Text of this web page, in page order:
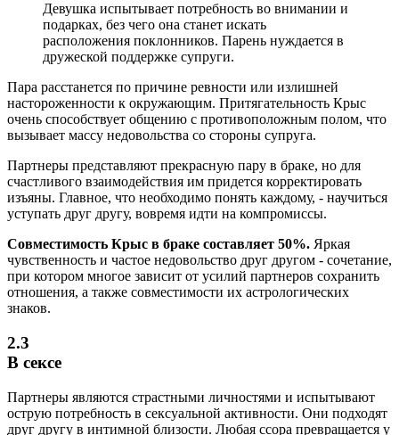
Девушка испытывает потребность во внимании и
подарках, без чего она станет искать
расположения поклонников. Парень нуждается в
дружеской поддержке супруги.
Пара расстанется по причине ревности или излишней
настороженности к окружающим. Притягательность Крыс
очень способствует общению с противоположным полом, что
вызывает массу недовольства со стороны супруга.
Партнеры представляют прекрасную пару в браке, но для
счастливого взаимодействия им придется корректировать
изъяны. Главное, что необходимо понять каждому, - научиться
уступать друг другу, вовремя идти на компромиссы.
Совместимость Крыс в браке составляет 50%. Яркая
чувственность и частое недовольство друг другом - сочетание,
при котором многое зависит от усилий партнеров сохранить
отношения, а также совместимости их астрологических
знаков.
2.3
В сексе
Партнеры являются страстными личностями и испытывают
острую потребность в сексуальной активности. Они подходят
друг другу в интимной близости. Любая ссора превращается у